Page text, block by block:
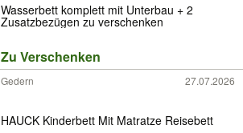
Wasserbett komplett mit Unterbau + 2
Zusatzbezügen zu verschenken
Zu Verschenken
Gedern 27.07.2026
HAUCK Kinderbett Mit Matratze Reisebett